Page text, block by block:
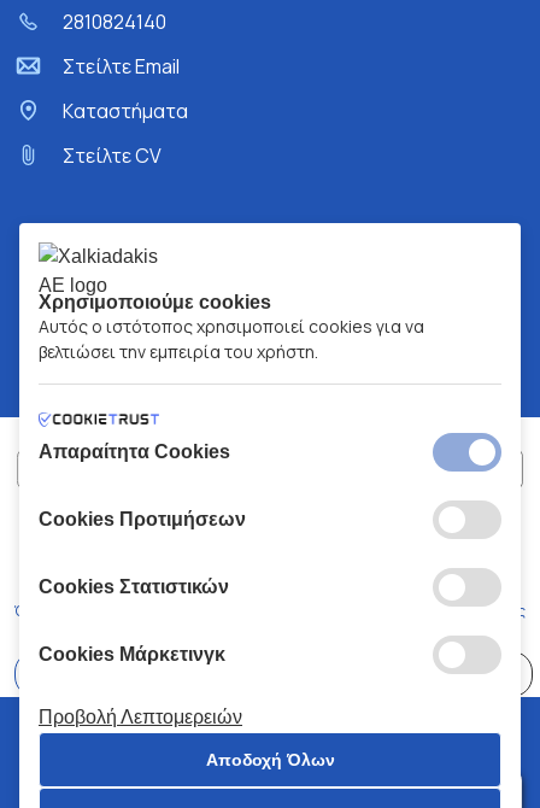
2810824140
Στείλτε Email
Kαταστήματα
Στείλτε CV
ΧΑΛΚΙΑΔΑΚΗΣ Α.Ε.
Όροι και Προϋποθέσεις Κώδικας Δεοντολογίας
© 2026 Χαλκιαδάκης all rights reserved
Χρησιμοποιούμε cookies
Αυτός ο ιστότοπος χρησιμοποιεί cookies για να
βελτιώσει την εμπειρία του χρήστη.
Απαραίτητα Cookies
Cookies Προτιμήσεων
Cookies Στατιστικών
Cookies Μάρκετινγκ
Προβολή Λεπτομερειών
Αποδοχή Όλων